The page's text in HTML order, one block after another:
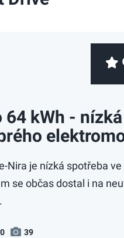
64 kWh -
Nira je nízká spotřeba
se občas dostal i na
.
0 39